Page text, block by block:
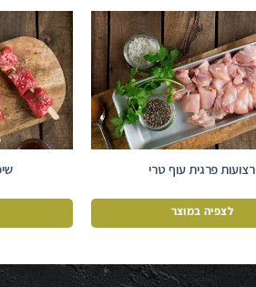
רצועות פרגית עוף טרי
לצפיה במוצר